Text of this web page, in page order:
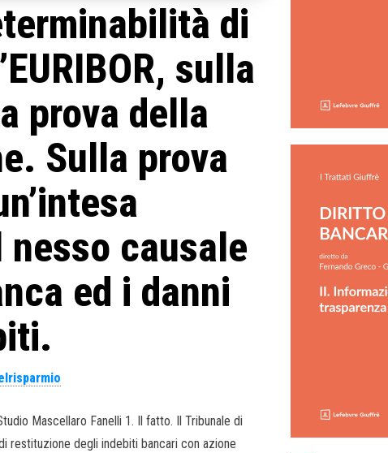
di
sulla
prova della
Sulla prova
causale
ed i danni
Mascellaro Fanelli 1. Il fatto. Il Tribunale di
restituzione degli indebiti bancari con azione